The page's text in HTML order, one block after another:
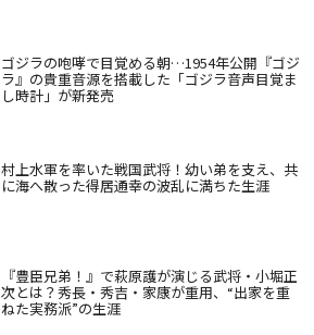
ゴジラの咆哮で目覚める朝…1954年公開『ゴジ
ラ』の貴重音源を搭載した「ゴジラ音声目覚ま
し時計」が新発売
村上水軍を率いた戦国武将！幼い弟を支え、共
に海へ散った得居通幸の波乱に満ちた生涯
『豊臣兄弟！』で萩原護が演じる武将・小堀正
次とは？秀長・秀吉・家康が重用、“出家を重
ねた実務派”の生涯